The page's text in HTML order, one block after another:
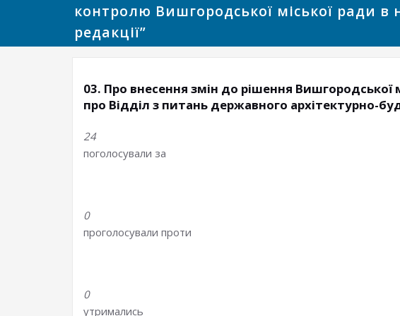
контролю Вишгородської міської ради в
редакції”
03. Про внесення змін до рішення
про Відділ з питань державного архітектурно-
24
поголосували за
0
проголосували проти
0
утримались